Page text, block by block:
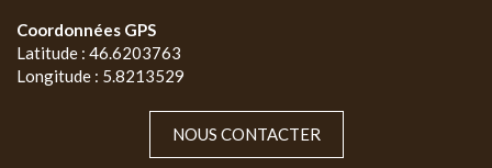
Coordonnées GPS
Latitude : 46.6203763
Longitude : 5.8213529
NOUS CONTACTER